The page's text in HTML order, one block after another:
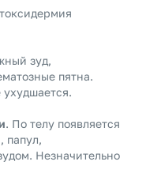
зуд,
пятна.
. По телу появляется
папул,
Незначительно